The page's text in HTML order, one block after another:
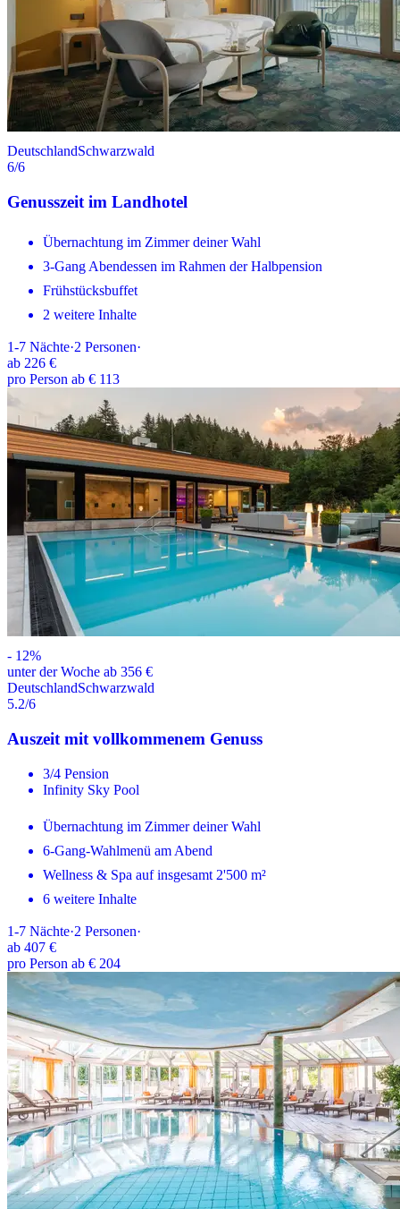
DeutschlandSchwarzwald
6/6
Genusszeit im Landhotel
Übernachtung im Zimmer deiner Wahl
3-Gang Abendessen im Rahmen der Halbpension
Frühstücksbuffet
2 weitere Inhalte
1-7 Nächte·2 Personen·
ab 226 €
pro Person ab € 113
- 12%
unter der Woche ab 356 €
DeutschlandSchwarzwald
5.2/6
Auszeit mit vollkommenem Genuss
3/4 Pension
Infinity Sky Pool
Übernachtung im Zimmer deiner Wahl
6-Gang-Wahlmenü am Abend
Wellness & Spa auf insgesamt 2'500 m²
6 weitere Inhalte
1-7 Nächte·2 Personen·
ab 407 €
pro Person ab € 204